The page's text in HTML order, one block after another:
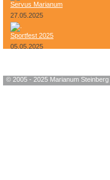
Servus Marianum
27.05.2025
Sportfest 2025
05.05.2025
© 2005 - 2025 Marianum Steinberg